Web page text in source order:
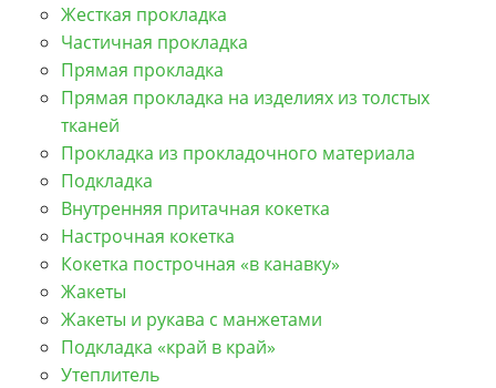
Жесткая прокладка
Частичная прокладка
Прямая прокладка
Прямая прокладка на изделиях из толстых
тканей
Прокладка из прокладочного материала
Подкладка
Внутренняя притачная кокетка
Настрочная кокетка
Кокетка построчная «в канавку»
Жакеты
Жакеты и рукава с манжетами
Подкладка «край в край»
Утеплитель